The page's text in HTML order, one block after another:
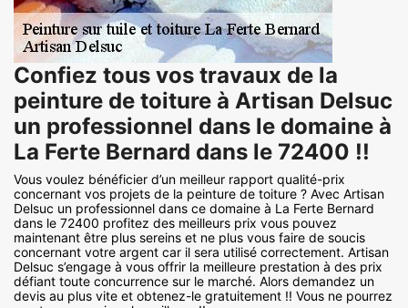
Confiez tous vos travaux de la
peinture de toiture à Artisan Delsuc
un professionnel dans le domaine à
La Ferte Bernard dans le 72400 !!
Vous voulez bénéficier d’un meilleur rapport qualité-prix
concernant vos projets de la peinture de toiture ? Avec Artisan
Delsuc un professionnel dans ce domaine à La Ferte Bernard
dans le 72400 profitez des meilleurs prix vous pouvez
maintenant être plus sereins et ne plus vous faire de soucis
concernant votre argent car il sera utilisé correctement. Artisan
Delsuc s’engage à vous offrir la meilleure prestation à des prix
défiant toute concurrence sur le marché. Alors demandez un
devis au plus vite et obtenez-le gratuitement !! Vous ne pourrez